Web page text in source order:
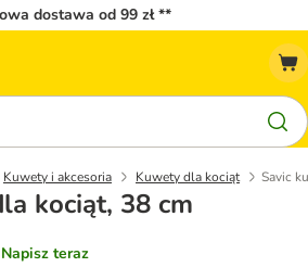
dostawa od 99 zł **
Kuwety i akcesoria Kuwety dla kociąt Savic
kociąt, 38 cm
Napisz teraz